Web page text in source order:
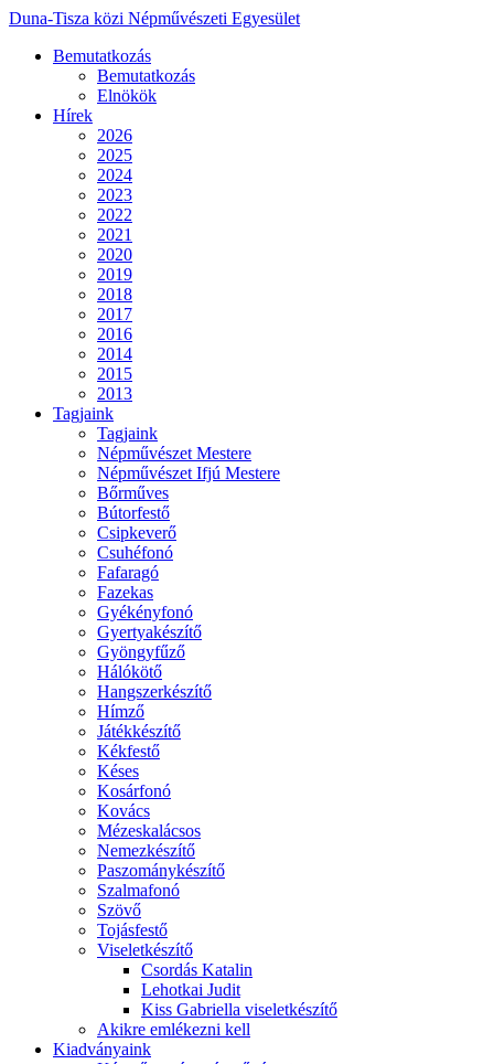
Duna-Tisza közi Népművészeti Egyesület
Bemutatkozás
Bemutatkozás
Elnökök
Hírek
2026
2025
2024
2023
2022
2021
2020
2019
2018
2017
2016
2014
2015
2013
Tagjaink
Tagjaink
Népművészet Mestere
Népművészet Ifjú Mestere
Bőrműves
Bútorfestő
Csipkeverő
Csuhéfonó
Fafaragó
Fazekas
Gyékényfonó
Gyertyakészítő
Gyöngyfűző
Hálókötő
Hangszerkészítő
Hímző
Játékkészítő
Kékfestő
Késes
Kosárfonó
Kovács
Mézeskalácsos
Nemezkészítő
Paszománykészítő
Szalmafonó
Szövő
Tojásfestő
Viseletkészítő
Csordás Katalin
Lehotkai Judit
Kiss Gabriella viseletkészítő
Akikre emlékezni kell
Kiadványaink